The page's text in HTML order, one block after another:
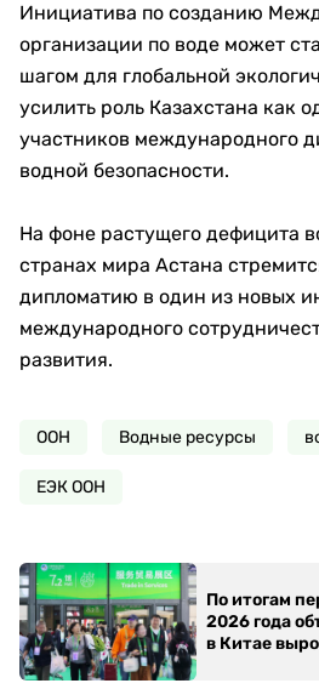
Инициатива по созданию
организации по воде может
шагом для глобальной
усилить роль Казахстана как
участников международного
водной безопасности.
На фоне растущего дефицита
странах мира Астана
дипломатию в один из новых
международного
развития.
ООН Водные ресурсы
ЕЭК ООН
По итогам
2026 года
в Китае